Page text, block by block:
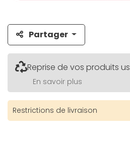
Partager
Reprise de vos produits
En savoir plus
Restrictions de livraison